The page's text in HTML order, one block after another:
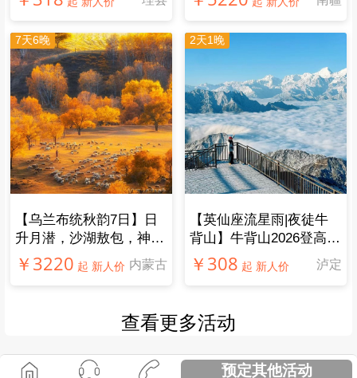
品尝特色藏式火锅
尽
7天6晚
【乌兰布统秋韵7日】日
升月潜，沙湖敖包，神仙
秋景！
￥3220 起 新人价 内蒙古
2天1晚
【英仙座流星雨|夜徒牛
背山】牛背山2026登高，
登牛背之巅，解锁最美日
出云海雪山！
￥308 起 新人价 泸定
查看更多活动
预定其他活动